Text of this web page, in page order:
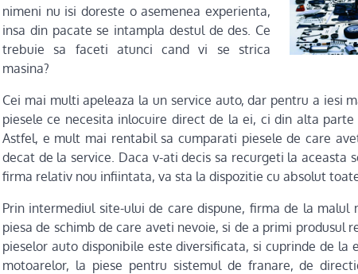
nimeni nu isi doreste o asemenea experienta,
insa din pacate se intampla destul de des. Ce
trebuie sa faceti atunci cand vi se strica
masina?
Cei mai multi apeleaza la un service auto, dar pentru a iesi
piesele ce necesita inlocuire direct de la ei, ci din alta parte
Astfel, e mult mai rentabil sa cumparati piesele de care
decat de la service. Daca v-ati decis sa recurgeti la aceasta
firma relativ nou infiintata, va sta la dispozitie cu absolut
Prin intermediul site-ului de care dispune, firma de la
piesa de schimb de care aveti nevoie, si de a primi produsul
pieselor auto disponibile este diversificata, si cuprinde de la
motoarelor, la piese pentru sistemul de franare, de